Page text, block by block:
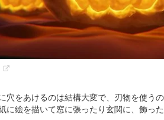
穴をあけるのは結構大変で、刃物を使う
に絵を描いて窓に張ったり玄関に、飾っ